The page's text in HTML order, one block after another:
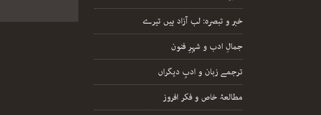
خبر و تبصرہ: لب آزاد ہیں تیرے
جمالِ ادب و شہرِ فنون
ترجمے زبان و ادبِ دیگراں
مطالعۂ خاص و فکر افروز